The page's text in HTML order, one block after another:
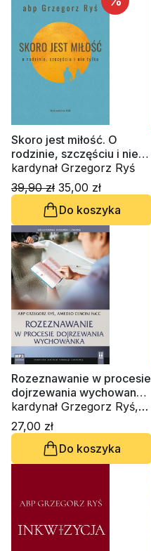
Skoro jest miłość. O
rodzinie, szczęściu i nie
tylko
kardynał Grzegorz Ryś
39,90 zł 35,00 zł
Do koszyka
Rozeznawanie w procesie
dojrzewania wychowanka
(CD-audiobook)
kardynał Grzegorz Ryś,
Amedeo Cencini FdCC
27,00 zł
Do koszyka